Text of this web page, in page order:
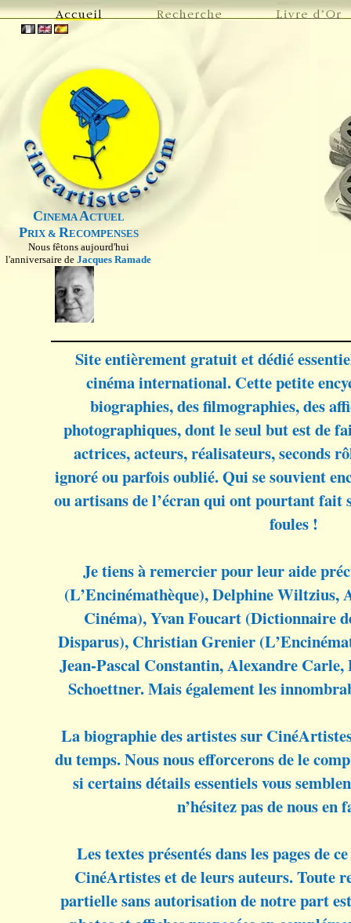
CINEMAACTUEL
PRIX & RECOMPENSES
Nous fêtons aujourd'hui
l'anniversaire de Jacques Ramade
Site entièrement gratuit et dédié
cinéma international. Cette petite
biographies, des filmographies, des
photographiques, dont le seul but est de
actrices, acteurs, réalisateurs, seconds
ignoré ou parfois oublié. Qui se souvient
ou artisans de l’écran qui ont pourtant fait
foules !
Je tiens à remercier pour leur aide
(L’Encinémathèque), Delphine Wiltzius,
Cinéma), Yvan Foucart (Dictionnaire
Disparus), Christian Grenier
Jean-Pascal Constantin, Alexandre
Schoettner. Mais également les
La biographie des artistes sur
du temps. Nous nous efforcerons de le
si certains détails essentiels vous
n’hésitez pas de nous en
Les textes présentés dans les pages de
CinéArtistes et de leurs auteurs. Toute
partielle sans autorisation de notre part